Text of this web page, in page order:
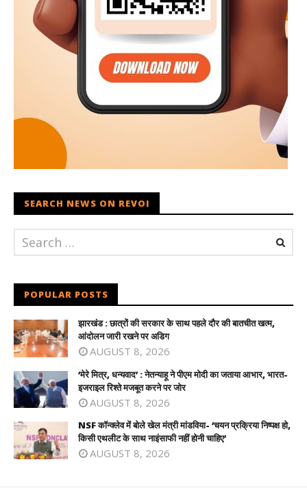
SEARCH NEWS ON REVOI
POPULAR POSTS
झारखंड : छात्रों की सरकार के साथ पहले दौर की बातचीत खत्म,
आंदोलन जारी रखने पर अडिग
AUGUST 8, 2026
‘मेरे मित्र, धन्यवाद’ : नेतन्याहू ने पीएम मोदी का जताया आभार, भारत-
इजराइल रिश्ते मजबूत करने पर जोर
AUGUST 8, 2026
NSF कॉन्क्लेव में बोले खेल मंत्री मांडविया- ‘चयन प्रक्रिया निष्पक्ष हो,
किसी एथलीट के साथ नाइंसाफी नहीं होनी चाहिए’
AUGUST 8, 2026